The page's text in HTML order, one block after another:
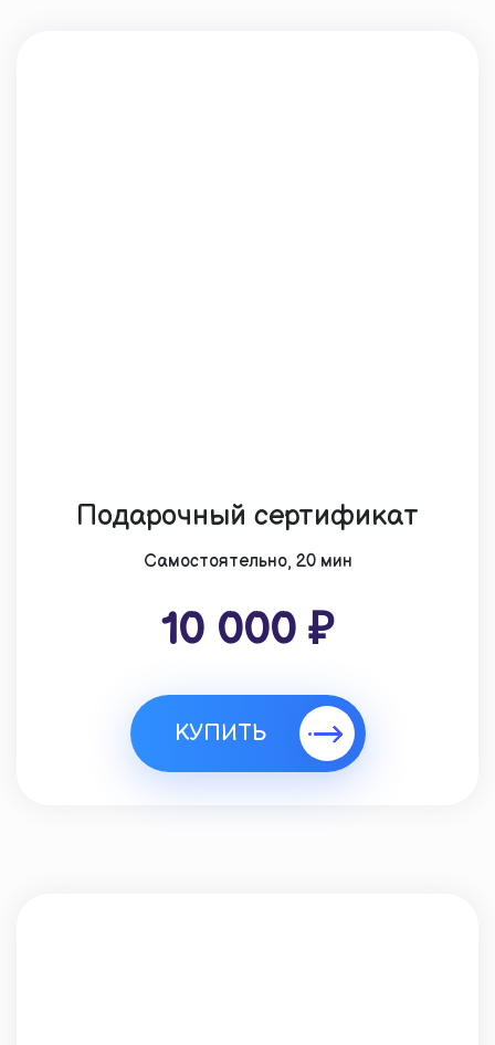
Подарочный сертификат
Cамостоятельно, 20 мин
10 000 ₽
КУПИТЬ